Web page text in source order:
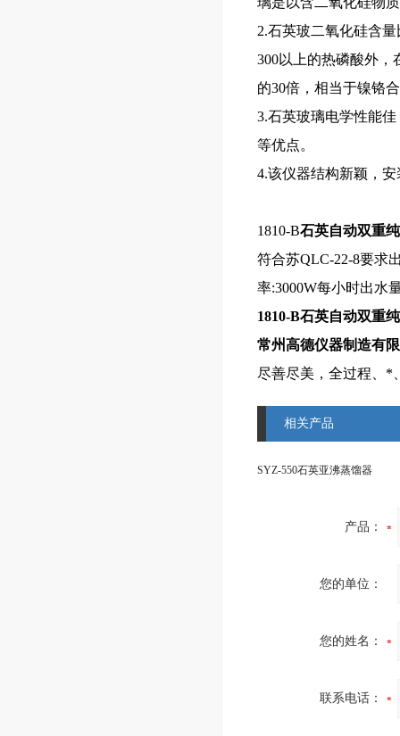
2.石英玻二氧化硅含
300以上的热磷酸外
的30倍，相当于镍铬
3.石英玻璃电学性能
等优点。
4.该仪器结构新颖，
1810-B石英自动双重
符合苏QLC-22-8要求
率:3000W每小时出水
1810-B石英自动双重
常州高德仪器制造有
尽善尽美，全过程、*
相关产品
SYZ-550石英亚沸蒸馏器
产品：
您的单位：
您的姓名：
联系电话：